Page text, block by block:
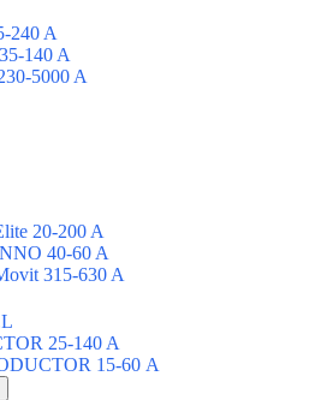
240 A
140 A
5000 A
20-200 A
40-60 A
315-630 A
25-140 A
15-60 А